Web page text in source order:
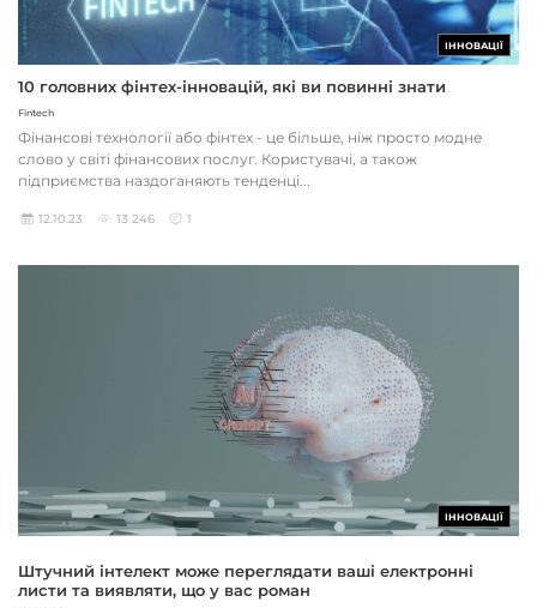
ІННОВАЦІЇ
10 головних фінтех-інновацій, які ви повинні знати
Fintech
Фінансові технології або фінтех - це більше, ніж просто модне
слово у світі фінансових послуг. Користувачі, а також
підприємства наздоганяють тенденці...
12.10.23 13 246 1
ІННОВАЦІЇ
Штучний інтелект може переглядати ваші електронні
листи та виявляти, що у вас роман